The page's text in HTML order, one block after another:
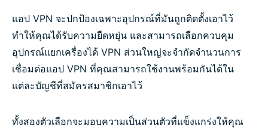
แอป VPN จะปกป้องเฉพาะอุปกรณ์ที่มันถูกติดตั้งเอาไว้
ทำให้คุณได้รับความยืดหยุ่น และสามารถเลือกควบคุม
อุปกรณ์แยกเครื่องได้ VPN ส่วนใหญ่จะจำกัดจำนวนการ
เชื่อมต่อแอป VPN ที่คุณสามารถใช้งานพร้อมกันได้ใน
แต่ละบัญชีที่สมัครสมาชิกเอาไว้
ทั้งสองตัวเลือกจะมอบความเป็นส่วนตัวที่แข็งแกร่งให้คุณ